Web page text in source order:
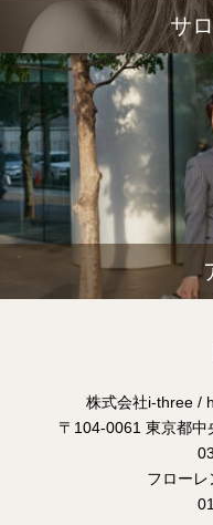
サ
株式会社i-three /
〒104-0061 東京都
フロー